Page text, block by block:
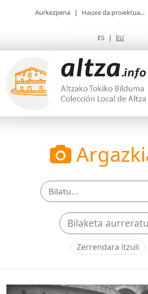
Aurkezpena | Hauxe da proiektua...
ES | EU
Bilaketa
Zerrendara itzuli